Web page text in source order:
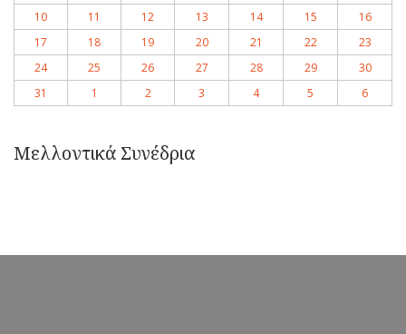
10
11 12 13 14 15
16
17
18 19 20 21 22
23
24
25 26 27 28 29
30
31
1 2 3 4 5 6
Μελλοντικά Συνέδρια